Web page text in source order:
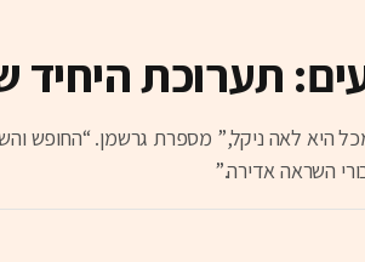
תערוכת היחיד
היא לאה ניקל,” מספרת גרשמן. “החופש
השראה אדירה.”